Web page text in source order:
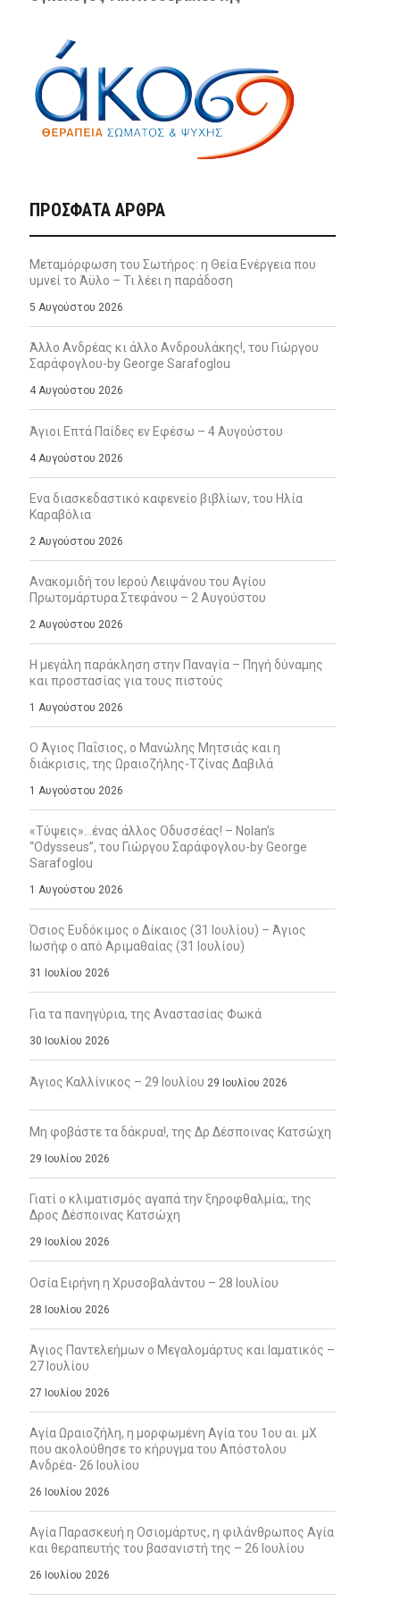
ΠΡΌΣΦΑΤΑ ΆΡΘΡΑ
Μεταμόρφωση του Σωτήρος: η Θεία Ενέργεια που
υμνεί το Άϋλο – Τι λέει η παράδοση
5 Αυγούστου 2026
Άλλο Ανδρέας κι άλλο Ανδρουλάκης!, του Γιώργου
Σαράφογλου-by George Sarafoglou
4 Αυγούστου 2026
Άγιοι Επτά Παίδες εν Εφέσω – 4 Αυγούστου
4 Αυγούστου 2026
Ενα διασκεδαστικό καφενείο βιβλίων, του Ηλία
Καραβόλια
2 Αυγούστου 2026
Ανακομιδή του Ιερού Λειψάνου του Αγίου
Πρωτομάρτυρα Στεφάνου – 2 Αυγούστου
2 Αυγούστου 2026
Η μεγάλη παράκληση στην Παναγία – Πηγή δύναμης
και προστασίας για τους πιστούς
1 Αυγούστου 2026
Ο Άγιος Παΐσιος, ο Μανώλης Μητσιάς και η
διάκρισις, της Ωραιοζήλης-Τζίνας Δαβιλά
1 Αυγούστου 2026
«Τύψεις»…ένας άλλος Οδυσσέας! – Nolan’s
“Odysseus”, του Γιώργου Σαράφογλου-by George
Sarafoglou
1 Αυγούστου 2026
Όσιος Ευδόκιμος ο Δίκαιος (31 Ιουλίου) – Άγιος
Ιωσήφ ο από Αριμαθαίας (31 Ιουλίου)
31 Ιουλίου 2026
Για τα πανηγύρια, της Αναστασίας Φωκά
30 Ιουλίου 2026
Άγιος Καλλίνικος – 29 Ιουλίου 29 Ιουλίου 2026
Μη φοβάστε τα δάκρυα!, της Δρ Δέσποινας Κατσώχη
29 Ιουλίου 2026
Γιατί ο κλιματισμός αγαπά την ξηροφθαλμία;, της
Δρος Δέσποινας Κατσώχη
29 Ιουλίου 2026
Οσία Ειρήνη η Χρυσοβαλάντου – 28 Ιουλίου
28 Ιουλίου 2026
Άγιος Παντελεήμων ο Μεγαλομάρτυς και Ιαματικός –
27 Ιουλίου
27 Ιουλίου 2026
Αγία Ωραιοζήλη, η μορφωμένη Αγία του 1ου αι. μΧ
που ακολούθησε το κήρυγμα του Απόστολου
Ανδρέα- 26 Ιουλίου
26 Ιουλίου 2026
Αγία Παρασκευή η Οσιομάρτυς, η φιλάνθρωπος Αγία
και θεραπευτής του βασανιστή της – 26 Ιουλίου
26 Ιουλίου 2026